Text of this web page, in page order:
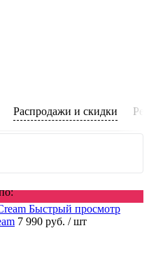
Распродажи и скидки
Быстрый просмотр
7 990 руб. / шт